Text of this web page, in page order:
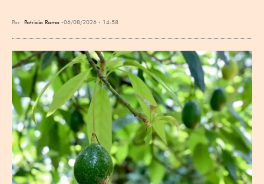
Por Patricia Romo 06/08/2026 - 14:58